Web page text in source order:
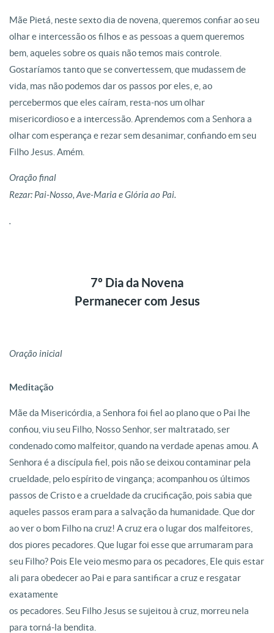
Mãe Pietá, neste sexto dia de novena, queremos confiar ao seu
olhar e intercessão os filhos e as pessoas a quem queremos
bem, aqueles sobre os quais não temos mais controle.
Gostaríamos tanto que se convertessem, que mudassem de
vida, mas não podemos dar os passos por eles, e, ao
percebermos que eles caíram, resta-nos um olhar
misericordioso e a intercessão. Aprendemos com a Senhora a
olhar com esperança e rezar sem desanimar, confiando em seu
Filho Jesus. Amém.
Oração final
Rezar: Pai-Nosso, Ave-Maria e Glória ao Pai.
.
7º Dia da Novena
Permanecer com Jesus
Oração inicial
Meditação
Mãe da Misericórdia, a Senhora foi fiel ao plano que o Pai lhe
confiou, viu seu Filho, Nosso Senhor, ser maltratado, ser
condenado como malfeitor, quando na verdade apenas amou. A
Senhora é a discípula fiel, pois não se deixou contaminar pela
crueldade, pelo espírito de vingança; acompanhou os últimos
passos de Cristo e a crueldade da crucificação, pois sabia que
aqueles passos eram para a salvação da humanidade. Que dor
ao ver o bom Filho na cruz! A cruz era o lugar dos malfeitores,
dos piores pecadores. Que lugar foi esse que arrumaram para
seu Filho? Pois Ele veio mesmo para os pecadores, Ele quis estar
ali para obedecer ao Pai e para santificar a cruz e resgatar
exatamente
os pecadores. Seu Filho Jesus se sujeitou à cruz, morreu nela
para torná-la bendita.